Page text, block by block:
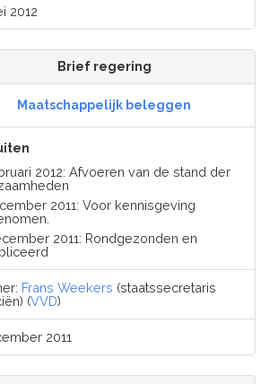
2012
Brief regering
Maatschappelijk beleggen
2012: Afvoeren van de stand der
2011: Voor kennisgeving
2011: Rondgezonden en
Frans Weekers (staatssecretaris
(VVD)
2011